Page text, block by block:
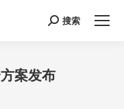
Search:
搜索
案发布